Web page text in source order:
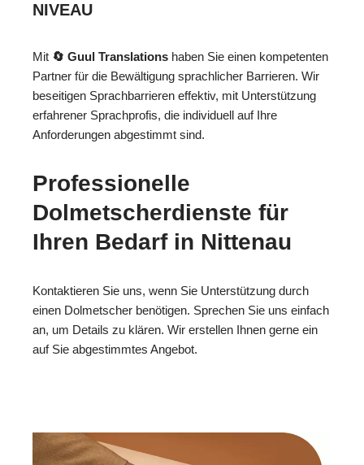
NIVEAU
Mit 🔄 Guul Translations haben Sie einen kompetenten
Partner für die Bewältigung sprachlicher Barrieren. Wir
beseitigen Sprachbarrieren effektiv, mit Unterstützung
erfahrener Sprachprofis, die individuell auf Ihre
Anforderungen abgestimmt sind.
Professionelle
Dolmetscherdienste für
Ihren Bedarf in Nittenau
Kontaktieren Sie uns, wenn Sie Unterstützung durch
einen Dolmetscher benötigen. Sprechen Sie uns einfach
an, um Details zu klären. Wir erstellen Ihnen gerne ein
auf Sie abgestimmtes Angebot.